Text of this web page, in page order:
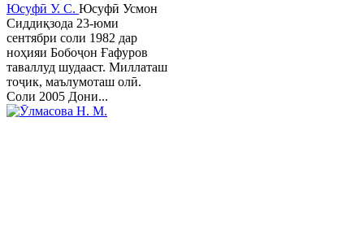
Юсуфӣ У. C. Юсуфӣ Усмон
Сиддиқзода 23-юми
сентябри соли 1982 дар
ноҳияи Бобоҷон Ғафуров
таваллуд шудааст. Миллаташ
тоҷик, маълумоташ олӣ.
Соли 2005 Дони...